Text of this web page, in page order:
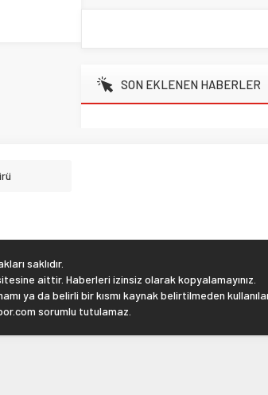
SON EKLENEN HABERLER
saklıdır.
aittir. Haberleri izinsiz olarak kopyalamayınız.
ya da belirli bir kısmı kaynak belirtilmeden
sorumlu tutulamaz.